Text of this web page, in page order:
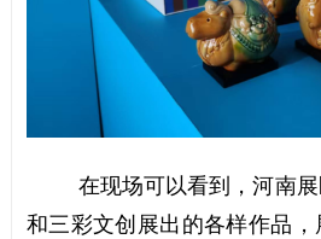
在现场可以看到，河南
和三彩文创展出的各样作品，